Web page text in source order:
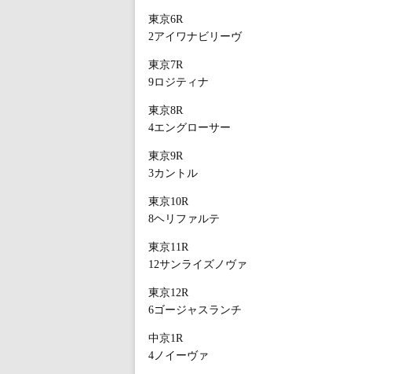
東京6R
2アイワナビリーヴ
東京7R
9ロジティナ
東京8R
4エングローサー
東京9R
3カントル
東京10R
8ヘリファルテ
東京11R
12サンライズノヴァ
東京12R
6ゴージャスランチ
中京1R
4ノイーヴァ